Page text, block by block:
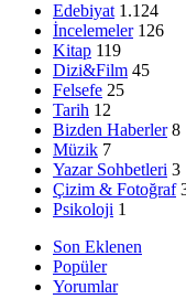
Edebiyat 1.124
İncelemeler 126
Kitap 119
Dizi&Film 45
Felsefe 25
Tarih 12
Bizden Haberler 8
Müzik 7
Yazar Sohbetleri 3
Çizim & Fotoğraf
Psikoloji 1
Son Eklenen
Popüler
Yorumlar